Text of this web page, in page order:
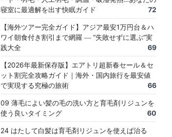
寝室に最適解を出す快眠ガイド
72
【海外ツアー完全ガイド】アジア最安1万円台＆ハ
ワイ朝食付き割引まで網羅 ― “失敗せずに選ぶ”実
践大全
69
【2026年最新保存版】エアトリ超新春セール＆セ
ット割完全攻略ガイド｜海外・国内旅行を最安値
で実現する究極の旅術
66
09 薄毛によい髪の毛の洗い方と育毛剤リジュンを
使う良いタイミング
60
24 はたして白髪は育毛剤リジュンを使えば治る